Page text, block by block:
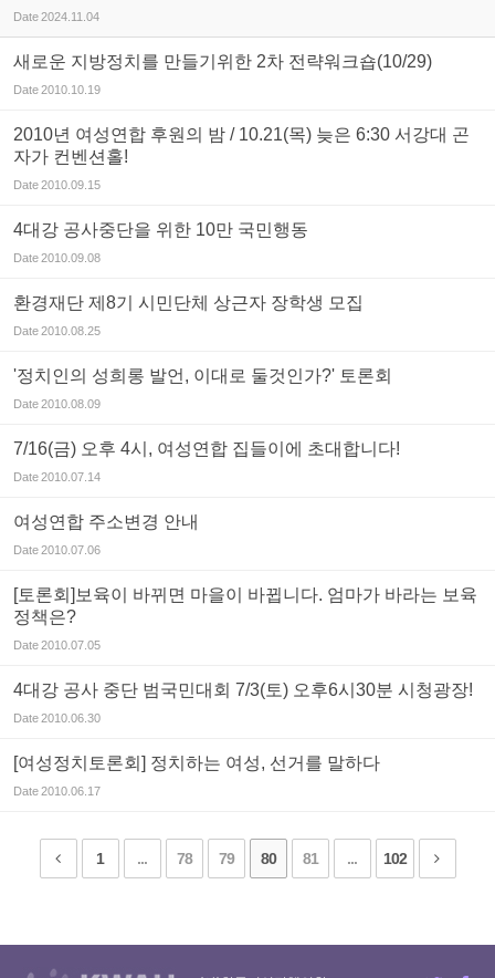
Date2024.11.04
새로운 지방정치를 만들기위한 2차 전략워크숍(10/29)
Date2010.10.19
2010년 여성연합 후원의 밤 / 10.21(목) 늦은 6:30 서강대 곤
자가 컨벤션홀!
Date2010.09.15
4대강 공사중단을 위한 10만 국민행동
Date2010.09.08
환경재단 제8기 시민단체 상근자 장학생 모집
Date2010.08.25
'정치인의 성희롱 발언, 이대로 둘것인가?' 토론회
Date2010.08.09
7/16(금) 오후 4시, 여성연합 집들이에 초대합니다!
Date2010.07.14
여성연합 주소변경 안내
Date2010.07.06
[토론회]보육이 바뀌면 마을이 바뀝니다. 엄마가 바라는 보육
정책은?
Date2010.07.05
4대강 공사 중단 범국민대회 7/3(토) 오후6시30분 시청광장!
Date2010.06.30
[여성정치토론회] 정치하는 여성, 선거를 말하다
Date2010.06.17
1 ... 78 79 80 81 ... 102